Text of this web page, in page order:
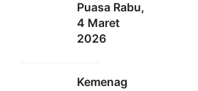
Puasa Rabu,
4 Maret
2026
Kemenag